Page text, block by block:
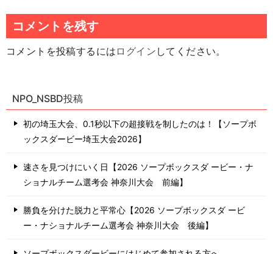
コメントを残す
コメントを投稿するには ログイン してください。
NPO_NSBD投稿
初の埼玉大会、0.1秒以下の超接戦を制したのは！【ソープボ
ックスダービー埼玉大会2026】
速さを見つけにいく日【2026 ソープボックスダ ービー・ナ
ショナルチーム選考会 神奈川⼤会 前編】
勝負を分けた脱力と平常心【2026 ソープボックスダ ービ
ー・ナショナルチーム選考会 神奈川⼤会 後編】